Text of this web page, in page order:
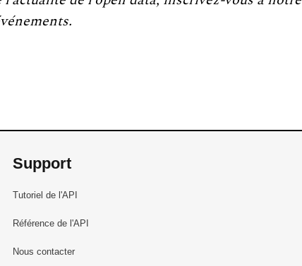
Support
Tutoriel de l'API
Référence de l'API
Nous contacter